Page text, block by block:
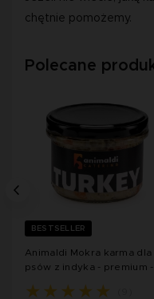
chętnie pomożemy.
Polecane
BESTSELLER
Animaldi Mokra karma dla
psów z indyka - premium -